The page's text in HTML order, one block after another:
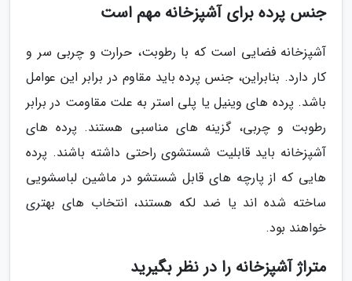
جنس پرده برای آشپزخانه مهم است
آشپزخانه فضایی است که با رطوبت، حرارت و چربی سر و
کار دارد. بنابراین، جنس پرده باید مقاوم در برابر این عوامل
باشد. پرده های وینیل یا پلی استر به علت مقاومت در برابر
رطوبت و چربی، گزینه های مناسبی هستند. پرده های
آشپزخانه باید قابلیت شستشوی راحتی داشته باشند. پرده
هایی که از پارچه های قابل شستشو در ماشین لباسشویی
ساخته شده اند یا ضد لکه هستند، انتخاب های بهتری
خواهند بود.
متراژ آشپزخانه را در نظر بگیرید